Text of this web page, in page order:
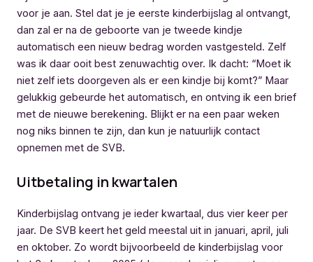
voor je aan. Stel dat je je eerste kinderbijslag al ontvangt,
dan zal er na de geboorte van je tweede kindje
automatisch een nieuw bedrag worden vastgesteld. Zelf
was ik daar ooit best zenuwachtig over. Ik dacht: “Moet ik
niet zelf iets doorgeven als er een kindje bij komt?” Maar
gelukkig gebeurde het automatisch, en ontving ik een brief
met de nieuwe berekening. Blijkt er na een paar weken
nog niks binnen te zijn, dan kun je natuurlijk contact
opnemen met de SVB.
Uitbetaling in kwartalen
Kinderbijslag ontvang je ieder kwartaal, dus vier keer per
jaar. De SVB keert het geld meestal uit in januari, april, juli
en oktober. Zo wordt bijvoorbeeld de kinderbijslag voor